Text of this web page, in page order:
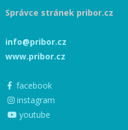
Správce stránek pribor.cz
info@pribor.cz
www.pribor.cz
facebook
instagram
youtube